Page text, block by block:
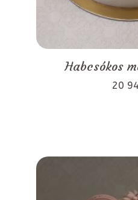
Habcsókos
20